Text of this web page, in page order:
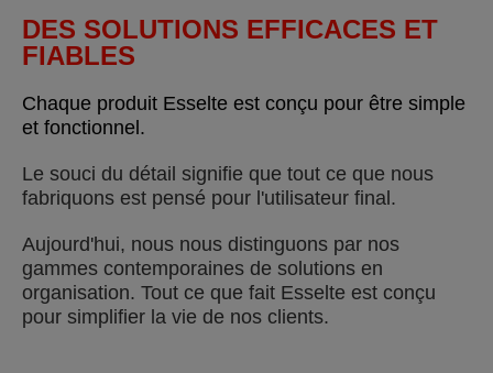
DES SOLUTIONS EFFICACES ET
FIABLES
Chaque produit Esselte est conçu pour être simple
et fonctionnel.
Le souci du détail signifie que tout ce que nous
fabriquons est pensé pour l'utilisateur final.
Aujourd'hui, nous nous distinguons par nos
gammes contemporaines de solutions en
organisation. Tout ce que fait Esselte est conçu
pour simplifier la vie de nos clients.